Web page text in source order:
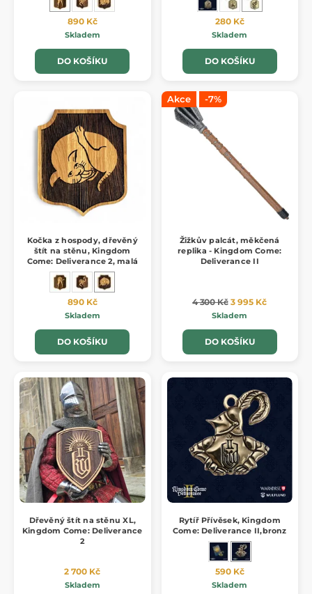
890 Kč
Skladem
DO KOŠÍKU
280 Kč
Skladem
DO KOŠÍKU
Kočka z hospody, dřevěný
štít na stěnu, Kingdom
Come: Deliverance 2, malá
890 Kč
Skladem
DO KOŠÍKU
Akce -7%
Žižkův palcát, měkčená
replika - Kingdom Come:
Deliverance II
4 300 Kč 3 995 Kč
Skladem
DO KOŠÍKU
Dřevěný štít na stěnu XL,
Kingdom Come: Deliverance
2
2 700 Kč
Skladem
Rytíř Přívěsek, Kingdom
Come: Deliverance II,bronz
590 Kč
Skladem